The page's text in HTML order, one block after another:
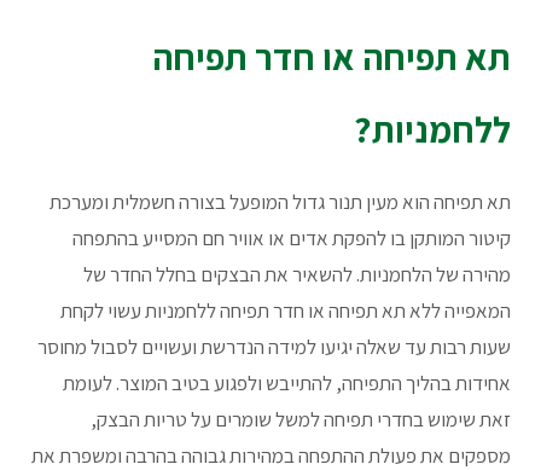
תא תפיחה או חדר תפיחה
ללחמניות?
תא תפיחה הוא מעין תנור גדול המופעל בצורה חשמלית ומערכת
קיטור המותקן בו להפקת אדים או אוויר חם המסייע בהתפחה
מהירה של הלחמניות. להשאיר את הבצקים בחלל החדר של
המאפייה ללא תא תפיחה או חדר תפיחה ללחמניות עשוי לקחת
שעות רבות עד שאלה יגיעו למידה הנדרשת ועשויים לסבול מחוסר
אחידות בהליך התפיחה, להתייבש ולפגוע בטיב המוצר. לעומת
זאת שימוש בחדרי תפיחה למשל שומרים על טריות הבצק,
מספקים את פעולת ההתפחה במהירות גבוהה בהרבה ומשפרת את